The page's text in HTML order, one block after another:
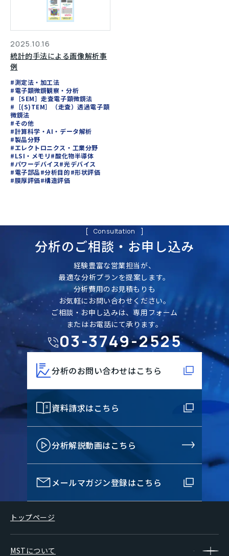
2025.10.16
統計的手法による画像解析事
例
#測定法・加工法
#電子顕微鏡観察・分析
#［SEM］走査電子顕微鏡法
#［(S)TEM］（走査）透過電子顕
微鏡法
#その他
#計算科学・AI・データ解析
#製品分野
#エレクトロニクス・工業分野
#LSI・メモリ#酸化物半導体
#パワーデバイス#光デバイス
#電子部品#分析目的#形状評価
#膜厚評価#構造評価
Consultation
分析のご相談・ お申し込み
経験豊富な営業担当が、
最適な分析プランを提案します。
分析費用のお見積もりも
お気軽にお問い合わせください。
ご相談・お申し込みは、専用フォーム
またはお電話にて承ります。
03-3749-2525
分析のお問い合わせはこちら
資料請求はこちら
分析解説動画はこちら
メールマガジン登録はこちら
トップページ
MSTについて